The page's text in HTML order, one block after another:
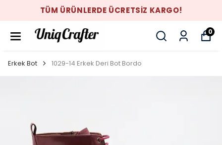
TÜM ÜRÜNLERDE ÜCRETSİZ KARGO!
0
Erkek Bot 1029-14 Erkek Deri Bot Bordo